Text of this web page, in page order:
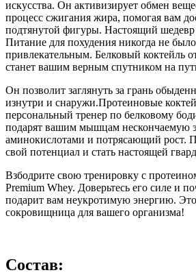
искусства. Он активизирует обмен
процесс сжигания жира, помогая вам
подтянутой фигуры. Настоящий
Питание для похудения никогда не
привлекательным. Белковый коктейль
станет вашим верным спутником на
Он позволит заглянуть за грань
изнутри и снаружи.Протеиновые
персональный тренер по белковому
подарят вашим мышцам нескончаемую
аминокислотами и потрясающий рост.
свой потенциал и стать настоящей
Взбодрите свою тренировку с
Premium Whey. Доверьтесь его силе и
подарит вам неукротимую энергию.
сокровищница для вашего организма!
Состав: